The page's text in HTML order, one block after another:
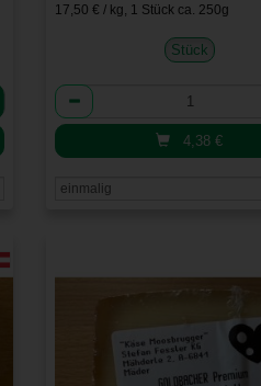
17,50 € / kg, 1 Stück ca. 250g
Stück
Anzahl
4,38€